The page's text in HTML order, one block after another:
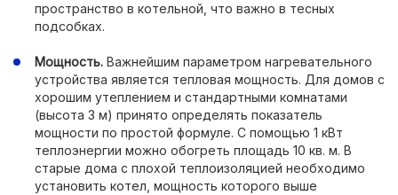
пространство в котельной, что важно в тесных
подсобках.
Мощность. Важнейшим параметром нагревательного
устройства является тепловая мощность. Для домов с
хорошим утеплением и стандартными комнатами
(высота 3 м) принято определять показатель
мощности по простой формуле. С помощью 1 кВт
теплоэнергии можно обогреть площадь 10 кв. м. В
старые дома с плохой теплоизоляцией необходимо
установить котел, мощность которого выше